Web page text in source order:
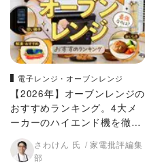
電子レンジ・オーブンレンジ
【2026年】オーブンレンジの
おすすめランキング。4大メ
ーカーのハイエンド機を徹底
比較
さわけん 氏
家電批評編集
部